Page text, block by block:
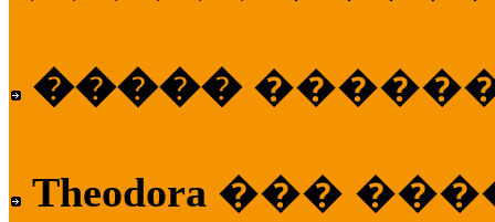
�����
Theodora ���